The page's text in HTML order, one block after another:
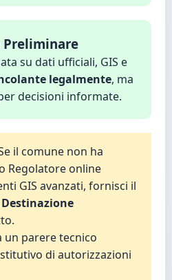
Preliminare
su dati ufficiali, GIS e
legalmente, ma
decisioni informate.
il comune non ha
Regolatore online
GIS avanzati, fornisci il
un parere tecnico
di autorizzazioni